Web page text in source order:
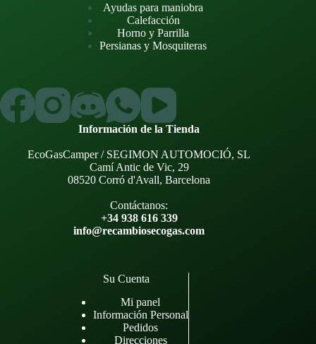
Ayudas para maniobra
Calefacción
Horno y Parrilla
Persianas y Mosquiteras
Información de la Tienda
EcoGasCamper / SEGIMON AUTOMOCIÓ, SL
Camí Antic de Vic, 29
08520 Corró d'Avall, Barcelona
Contáctanos:
+34 938 616 339
info@recambiosecogas.com
Su Cuenta
Mi panel
Información Personal
Pedidos
Direcciones